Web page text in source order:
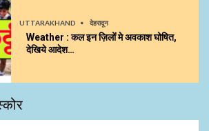
UTTARAKHAND देहरादून
Weather : कल इन ज़िलों मे अवकाश घोषित,
देखिये आदेश…